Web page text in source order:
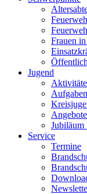
Frauen
Jugend
Jubiläum
Service
Termine